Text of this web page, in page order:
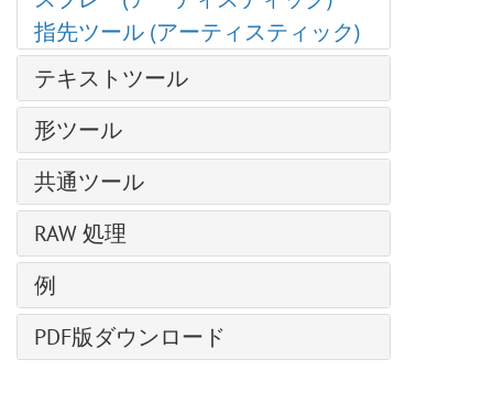
シャープ効果、二階調効果
様式化に関する効果
ディスト―ション
ぼかし効果
Points プラグイン
Enhancer プラグイン
Neon プラグイン
NatureArt プラグイン
LightShop プラグイン
HDRFactory プラグイン
AirBrush プラグイン
レンズ補正
ノイズ
ページカール
ピクセル化
シャドウとハイライト
シャープ効果
テクスチャ塗りつぶし
二階調
内蔵 プラグイン
外部プラグイン
シャープツール
指先ツール
覆い焼きツール
焼きこみツール
スポンジツール
詳細なブラシ設定
エナジー ブラシ
指先ツール (アーティスティック)
テキストツール
テキストツール
パス上にテキスト ツール
形ツール
形の編集
形の塗りつぶし
ストローク
共通ツール
整列ツール
移動ツール
切り取りツール
遠近法の切り取り
変形
RAW 処理
全般設定
色調カーブ
ディテール
例
天候を変更
AliveColors で写真を白黒に変換する5つの方法
PDF版ダウンロード